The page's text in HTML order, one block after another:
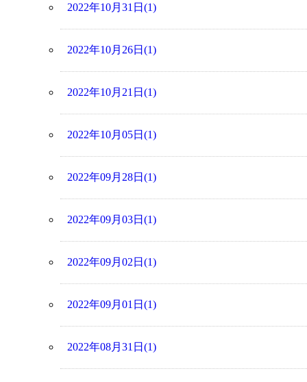
2022年10月31日(1)
2022年10月26日(1)
2022年10月21日(1)
2022年10月05日(1)
2022年09月28日(1)
2022年09月03日(1)
2022年09月02日(1)
2022年09月01日(1)
2022年08月31日(1)